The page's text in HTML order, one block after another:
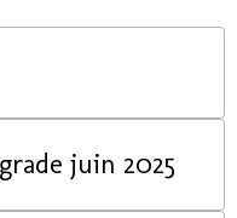
inscription Passage de grade juin 2025